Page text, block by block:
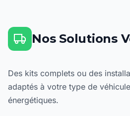
Nos Solutions
Des kits complets ou des
adaptés à votre type de
énergétiques.